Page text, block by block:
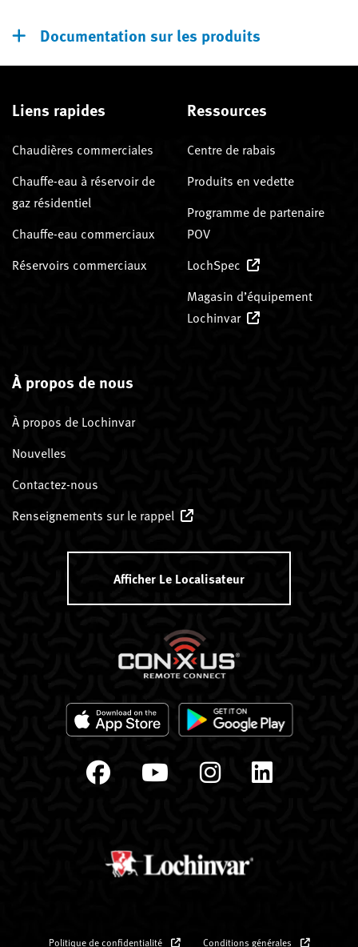
Documentation sur les produits
Liens rapides
Chaudières commerciales
Chauffe-eau à réservoir de
gaz résidentiel
Chauffe-eau commerciaux
Réservoirs commerciaux
Ressources
Centre de rabais
Produits en vedette
Programme de partenaire
POV
LochSpec
Magasin d’équipement
Lochinvar
À propos de nous
À propos de Lochinvar
Nouvelles
Contactez-nous
Renseignements sur le rappel
Afficher Le Localisateur
Politique de confidentialité Conditions générales